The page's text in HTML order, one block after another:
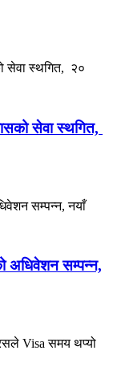
सेवा स्थगित,
अधिवेशन सम्पन्न,